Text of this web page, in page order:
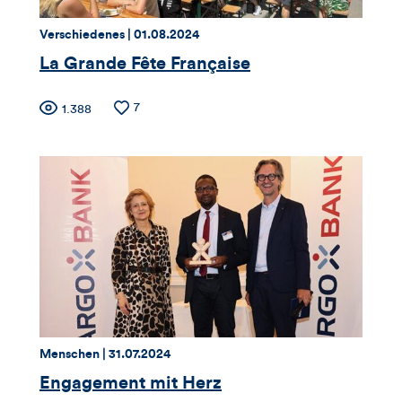
dieses
Artikels
Thema:
Verschiedenes | Datum:
01.08.2024
La Grande Fête Française
Zähler
für
Views,
Likes
und
Kommentare
dieses
Artikels
Anzahl
1.388
Anzahl
7
Thema:
Menschen | Datum:
31.07.2024
Engagement mit Herz